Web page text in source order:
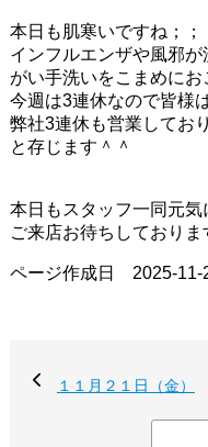
本日も肌寒いですね；；
インフルエンザや風邪
がい手洗いをこまめにお
今週は3連休なので皆様
弊社3連休も営業してお
と存じます＾＾
本日もスタッフ一同元気
ご来店お待ちしておりま
ページ作成日 2025-11-
１１月２１日（金）